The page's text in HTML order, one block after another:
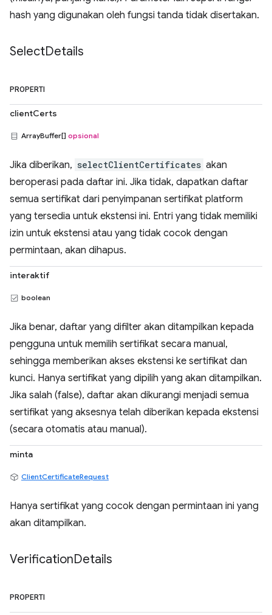
hash yang digunakan oleh fungsi tanda tidak disertakan.
SelectDetails
PROPERTI
clientCerts
ArrayBuffer[] opsional
Jika diberikan, selectClientCertificates akan
beroperasi pada daftar ini. Jika tidak, dapatkan daftar
semua sertifikat dari penyimpanan sertifikat platform
yang tersedia untuk ekstensi ini. Entri yang tidak memiliki
izin untuk ekstensi atau yang tidak cocok dengan
permintaan, akan dihapus.
interaktif
boolean
Jika benar, daftar yang difilter akan ditampilkan kepada
pengguna untuk memilih sertifikat secara manual,
sehingga memberikan akses ekstensi ke sertifikat dan
kunci. Hanya sertifikat yang dipilih yang akan ditampilkan.
Jika salah (false), daftar akan dikurangi menjadi semua
sertifikat yang aksesnya telah diberikan kepada ekstensi
(secara otomatis atau manual).
minta
ClientCertificateRequest
Hanya sertifikat yang cocok dengan permintaan ini yang
akan ditampilkan.
VerificationDetails
PROPERTI